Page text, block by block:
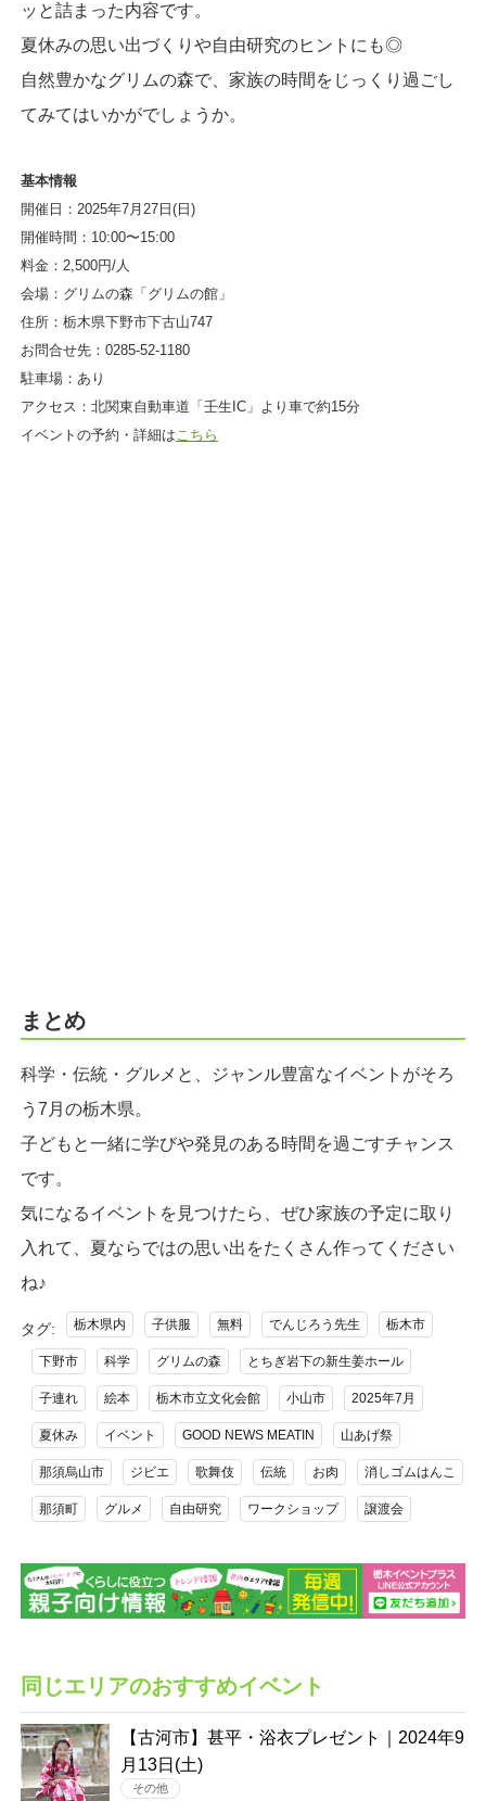
ッと詰まった内容です。
夏休みの思い出づくりや自由研究のヒントにも◎
自然豊かなグリムの森で、家族の時間をじっくり過ごし
てみてはいかがでしょうか。
基本情報
開催日：2025年7月27日(日)
開催時間：10:00〜15:00
料金：2,500円/人
会場：グリムの森「グリムの館」
住所：栃木県下野市下古山747
お問合せ先：0285-52-1180
駐車場：あり
アクセス：北関東自動車道「壬生IC」より車で約15分
イベントの予約・詳細はこちら
まとめ
科学・伝統・グルメと、ジャンル豊富なイベントがそろ
う7月の栃木県。
子どもと一緒に学びや発見のある時間を過ごすチャンス
です。
気になるイベントを見つけたら、ぜひ家族の予定に取り
入れて、夏ならではの思い出をたくさん作ってください
ね♪
タグ: 栃木県内 子供服 無料 でんじろう先生 栃木市
下野市 科学 グリムの森 とちぎ岩下の新生姜ホール
子連れ 絵本 栃木市立文化会館 小山市 2025年7月
夏休み イベント GOOD NEWS MEATIN 山あげ祭
那須烏山市 ジビエ 歌舞伎 伝統 お肉 消しゴムはんこ
那須町 グルメ 自由研究 ワークショップ 譲渡会
同じエリアのおすすめイベント
【古河市】甚平・浴衣プレゼント｜2024年9
月13日(土)
その他